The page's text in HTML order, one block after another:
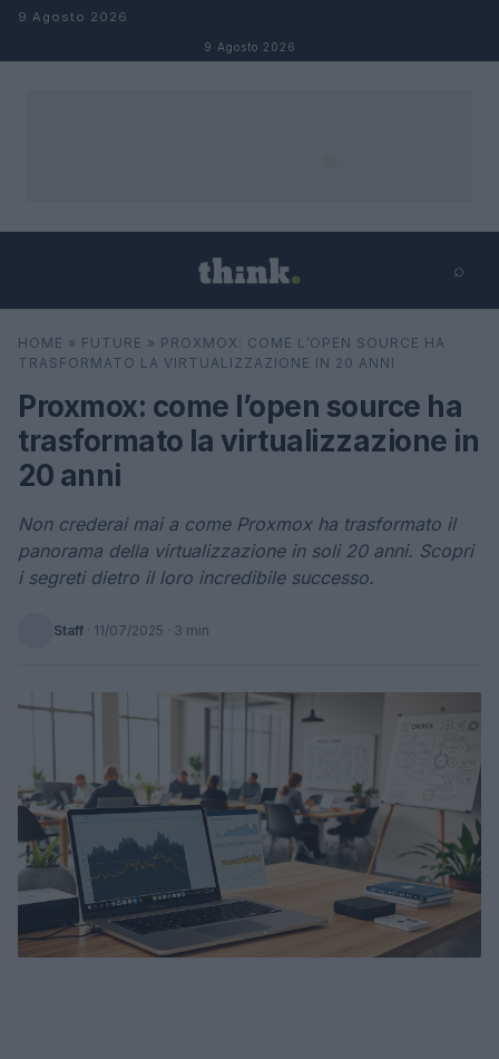
Salta al contenuto
9 Agosto 2026
9 Agosto 2026
⌕
Cerca ⌕
HOME » FUTURE » PROXMOX: COME L’OPEN SOURCE HA
TRASFORMATO LA VIRTUALIZZAZIONE IN 20 ANNI
Proxmox: come l’open source ha
trasformato la virtualizzazione in
20 anni
Non crederai mai a come Proxmox ha trasformato il
panorama della virtualizzazione in soli 20 anni. Scopri
i segreti dietro il loro incredibile successo.
Staff · 11/07/2025 · 3 min